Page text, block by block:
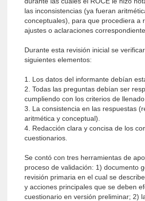
las inconsistencias (ya fueran
conceptuales), para que procediera a
ajustes o aclaraciones
Durante esta revisión inicial se
siguientes elementos:
1. Los datos del informante debían
2. Todas las preguntas debían ser
cumpliendo con los criterios de
3. La consistencia en las respuestas
aritmética y conceptual).
4. Redacción clara y concisa de los
cuestionarios.
Se contó con tres herramientas de
proceso de validación: 1) documento
revisión primaria en el cual se
y acciones principales que se deben
cuestionario en versión preliminar; 2)